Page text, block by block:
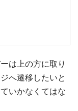
は上の方に取り
へ遷移したいと
いかなくてはな